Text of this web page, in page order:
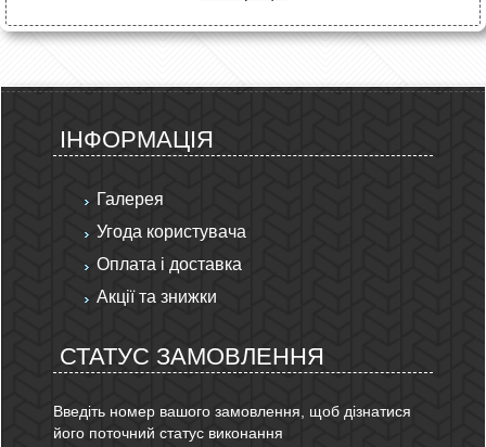
ІНФОРМАЦІЯ
Галерея
Угода користувача
Оплата і доставка
Акції та знижки
СТАТУС ЗАМОВЛЕННЯ
Введіть номер вашого замовлення, щоб дізнатися
його поточний статус виконання